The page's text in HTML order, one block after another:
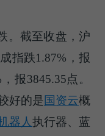
。截至收盘，沪
指跌1.87%，报
报3845.35点。
好的是 国资云概
器人执行器、蓝